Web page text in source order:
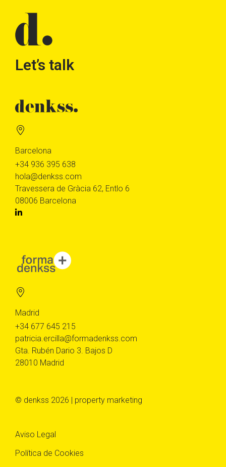
Let’s talk
Barcelona
+34 936 395 638
hola@denkss.com
Travessera de Gràcia 62, Entlo 6
08006 Barcelona
Madrid
+34 677 645 215
patricia.ercilla@formadenkss.com
Gta. Rubén Dario 3. Bajos D
28010 Madrid
© denkss 2026 | property marketing
Aviso Legal
Política de Cookies